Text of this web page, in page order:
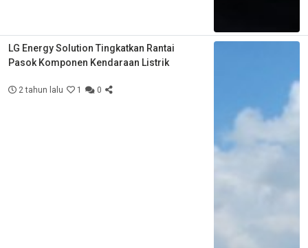
LG Energy Solution Tingkatkan Rantai
Pasok Komponen Kendaraan Listrik
2 tahun lalu 1 0